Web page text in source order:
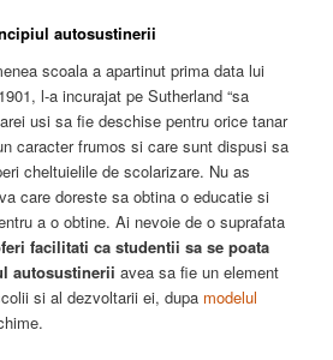
autosustinerii
scoala a apartinut prima data lui
l-a incurajat pe Sutherland “sa
usi sa fie deschise pentru orice tanar
caracter frumos si care sunt dispusi sa
cheltuielile de scolarizare. Nu as
care doreste sa obtina o educatie si
a o obtine. Ai nevoie de o suprafata
facilitati ca studentii sa se poata
autosustinerii avea sa fie un element
si al dezvoltarii ei, dupa modelul